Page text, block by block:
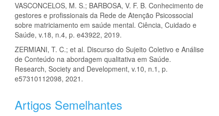
VASCONCELOS, M. S.; BARBOSA, V. F. B. Conhecimento de
gestores e profissionais da Rede de Atenção Psicossocial
sobre matriciamento em saúde mental. Ciência, Cuidado e
Saúde, v.18, n.4, p. e43922, 2019.
ZERMIANI, T. C.; et al. Discurso do Sujeito Coletivo e Análise
de Conteúdo na abordagem qualitativa em Saúde.
Research, Society and Development, v.10, n.1, p.
e57310112098, 2021.
Artigos Semelhantes